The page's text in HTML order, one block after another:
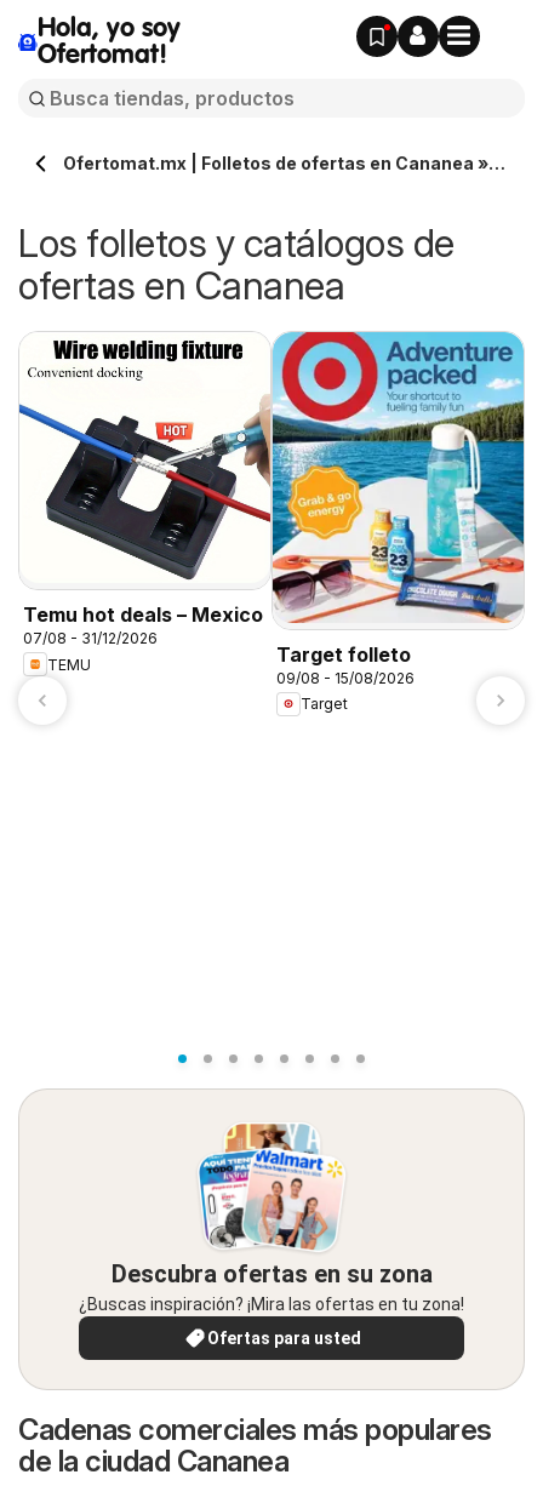
Hola, yo soy
Ofertomat!
Ofertomat.mx | Folletos de ofertas en Cananea »
Los folletos y catálogos de
ofertas en Cananea
Temu hot deals – Mexico
07/08 - 31/12/2026
TEMU
Target folleto
09/08 - 15/08/2026
Target
Descubra ofertas en su zona
¿Buscas inspiración? ¡Mira las ofertas en tu zona!
Ofertas para usted
Cadenas comerciales más populares
de la ciudad Cananea